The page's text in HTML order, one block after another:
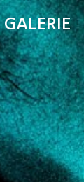
GALERIE